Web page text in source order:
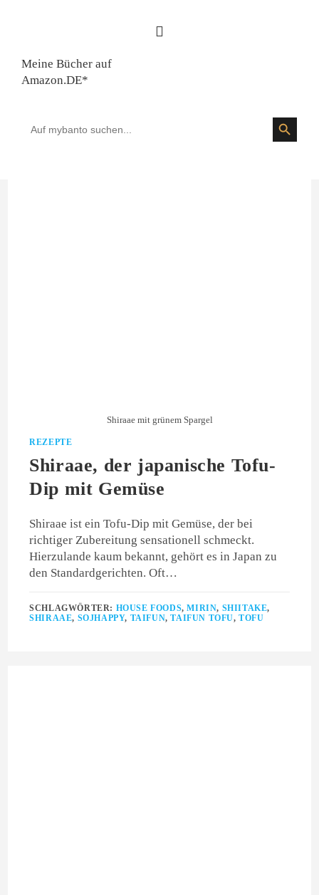
Meine Bücher auf
Amazon.DE*
for:
SEARCH BUTTON
Shiraae mit grünem Spargel
REZEPTE
Shiraae, der japanische Tofu-
Dip mit Gemüse
Shiraae ist ein Tofu-Dip mit Gemüse, der bei
richtiger Zubereitung sensationell schmeckt.
Hierzulande kaum bekannt, gehört es in Japan zu
den Standardgerichten. Oft…
SCHLAGWÖRTER: HOUSE FOODS,MIRIN, SHIITAKE,
SHIRAAE, SOJHAPPY, TAIFUN,TAIFUN TOFU,TOFU